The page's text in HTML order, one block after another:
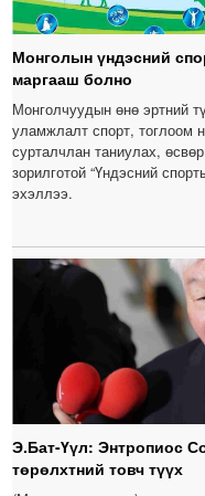
Монголын үндэсний
маргааш болно
Монголчуудын өнө эртний
уламжлалт спорт, тоглоом
сурталчлан таниулах,
зорилготой “Үндэсний
эхэллээ.
Э.Бат-Үүл: Энтропиос
төрөлхтний товч түүх